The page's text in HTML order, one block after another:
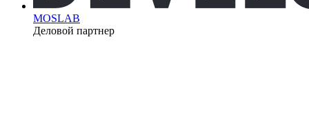
MOSLAB
Деловой партнер